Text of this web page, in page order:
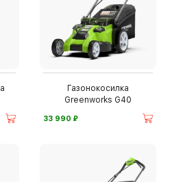
Газонокосилка
Greenworks G40
33 990 ⃏